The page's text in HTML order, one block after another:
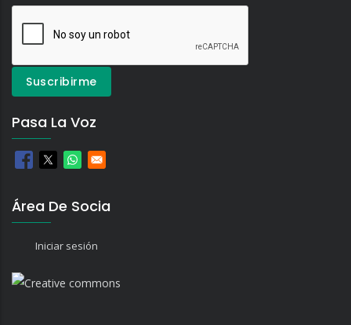
Pasa La Voz
Área De Socia
Iniciar sesión